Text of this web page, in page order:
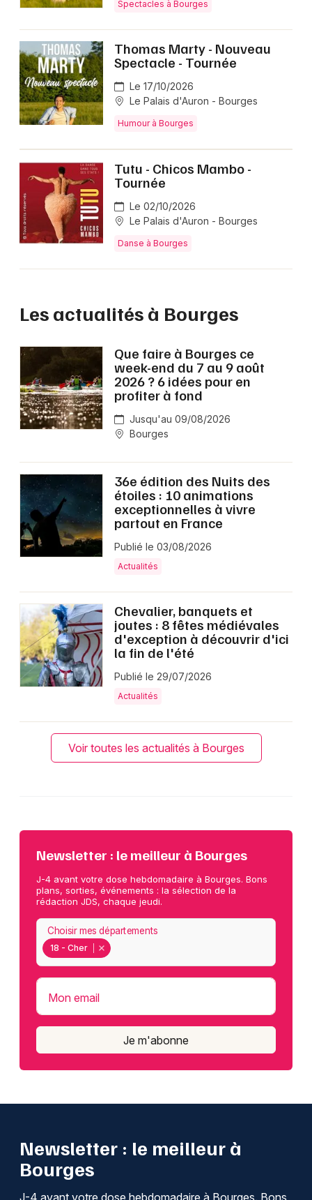
Spectacles à Bourges
Thomas Marty - Nouveau
Spectacle - Tournée
Le 17/10/2026
Le Palais d'Auron - Bourges
Humour à Bourges
Tutu - Chicos Mambo -
Tournée
Le 02/10/2026
Le Palais d'Auron - Bourges
Danse à Bourges
Les actualités à Bourges
Que faire à Bourges ce
week-end du 7 au 9 août
2026 ? 6 idées pour en
profiter à fond
Jusqu'au 09/08/2026
Bourges
36e édition des Nuits des
étoiles : 10 animations
exceptionnelles à vivre
partout en France
Publié le 03/08/2026
Actualités
Chevalier, banquets et
joutes : 8 fêtes médiévales
d'exception à découvrir d'ici
la fin de l'été
Publié le 29/07/2026
Actualités
Voir toutes les actualités à Bourges
Newsletter : le meilleur à Bourges
J-4 avant votre dose hebdomadaire à Bourges. Bons
plans, sorties, événements : la sélection de la
rédaction JDS, chaque jeudi.
18 - Cher
Choisir mes départements
Mon email
Je m'abonne
Newsletter : le meilleur à
Bourges